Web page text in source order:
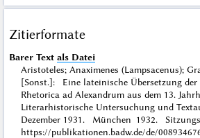
Zitierformate
Barer Text als Datei
Aristoteles; Anaximenes (Lampsacenus);
[Sonst.]: Eine lateinische Übersetzung der
Rhetorica ad Alexandrum aus dem 13.
Literarhistorische Untersuchung und
Dezember 1931. München 1932.
https://publikationen.badw.de/de/